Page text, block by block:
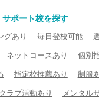
ポート校を探す
グあり 毎日登校可能
ネットコースあり 個別
指定校推薦あり 制服
クラブ活動あり メンタル